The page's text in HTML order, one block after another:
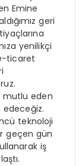
Emine
geri
yenilikçi
ticaret
mutlu eden
teknoloji
geçen gün
iş